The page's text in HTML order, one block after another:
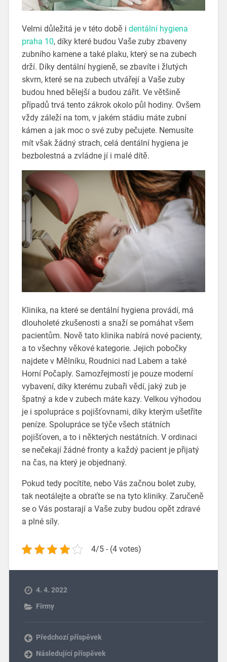
Velmi důležitá je v této době i dentální hygiena
praha 10, díky které budou Vaše zuby zbaveny
zubního kamene a také plaku, který se na zubech
drží. Díky dentální hygieně, se zbavíte i žlutých
skvrn, které se na zubech utvářejí a Vaše zuby
budou hned bělejší a budou zářit. Ve většině
případů trvá tento zákrok okolo půl hodiny. Ovšem
vždy záleží na tom, v jakém stádiu máte zubní
kámen a jak moc o své zuby pečujete. Nemusíte
mít však žádný strach, celá dentální hygiena je
bezbolestná a zvládne jí i malé dítě.
Klinika, na které se dentální hygiena provádí, má
dlouholeté zkušenosti a snaží se pomáhat všem
pacientům. Nově tato klinika nabírá nové pacienty,
a to všechny věkové kategorie. Jejich pobočky
najdete v Mělníku, Roudnici nad Labem a také
Horní Počaply. Samozřejmostí je pouze moderní
vybavení, díky kterému zubaři vědí, jaký zub je
špatný a kde v zubech máte kazy. Velkou výhodou
je i spolupráce s pojišťovnami, díky kterým ušetříte
peníze. Spolupráce se týče všech státních
pojišťoven, a to i některých nestátních. V ordinaci
se nečekají žádné fronty a každý pacient je přijatý
na čas, na který je objednaný.
Pokud tedy pocítíte, nebo Vás začnou bolet zuby,
tak neotálejte a obraťte se na tyto kliniky. Zaručeně
se o Vás postarají a Vaše zuby budou opět zdravé
a plné síly.
4/5 - (4 votes)
4. 4. 2022
Firmy
Předchozí příspěvek
Následující příspěvek